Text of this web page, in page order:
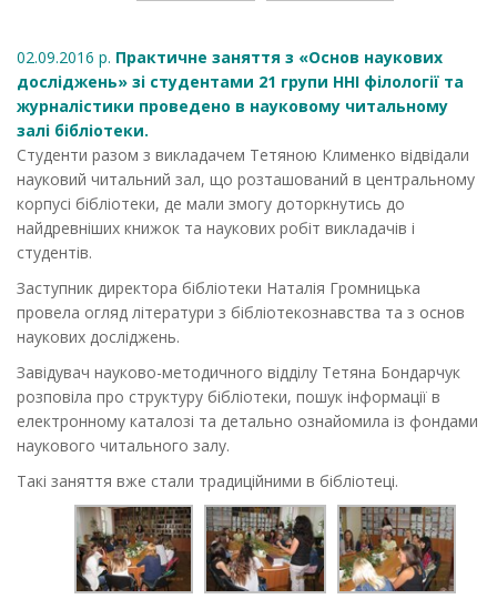
02.09.2016 р. Практичне заняття з «Основ наукових
досліджень» зі студентами 21 групи ННІ філології та
журналістики проведено в науковому читальному
залі бібліотеки.
Студенти разом з викладачем Тетяною Клименко відвідали
науковий читальний зал, що розташований в центральному
корпусі бібліотеки, де мали змогу доторкнутись до
найдревніших книжок та наукових робіт викладачів і
студентів.
Заступник директора бібліотеки Наталія Громницька
провела огляд літератури з бібліотекознавства та з основ
наукових досліджень.
Завідувач науково-методичного відділу Тетяна Бондарчук
розповіла про структуру бібліотеки, пошук інформації в
електронному каталозі та детально ознайомила із фондами
наукового читального залу.
Такі заняття вже стали традиційними в бібліотеці.